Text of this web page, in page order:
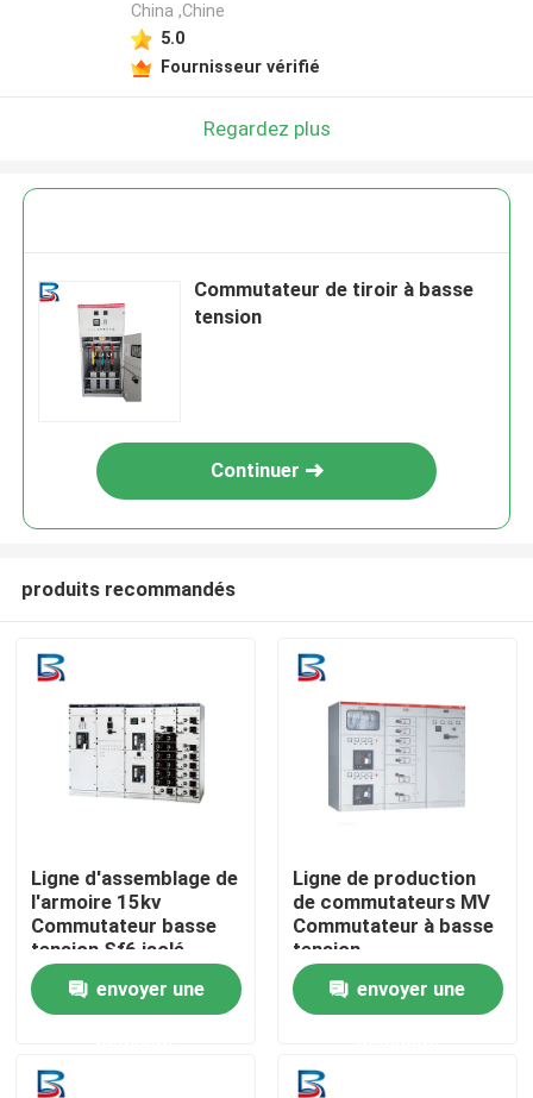
Maison
Produits
Au sujet de nous
China ,Chine
5.0
Fournisseur vérifié
Regardez plus
Commutateur de tiroir à basse
tension
Continuer
produits recommandés
Ligne d'assemblage de
l'armoire 15kv
Commutateur basse
tension Sf6 isolé
envoyer une
Ligne de production
de commutateurs MV
Commutateur à basse
tension
envoyer une